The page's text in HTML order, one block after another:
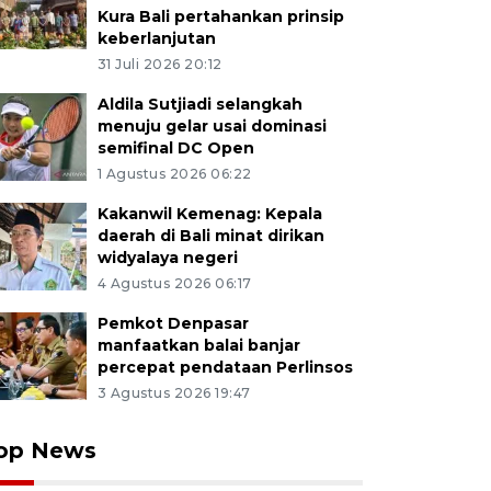
Kura Bali pertahankan prinsip
keberlanjutan
31 Juli 2026 20:12
Aldila Sutjiadi selangkah
menuju gelar usai dominasi
semifinal DC Open
1 Agustus 2026 06:22
Kakanwil Kemenag: Kepala
daerah di Bali minat dirikan
widyalaya negeri
4 Agustus 2026 06:17
Pemkot Denpasar
manfaatkan balai banjar
percepat pendataan Perlinsos
3 Agustus 2026 19:47
News